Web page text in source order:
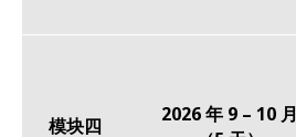
模块四
2026 年 9 – 10 月